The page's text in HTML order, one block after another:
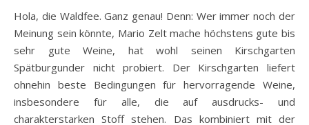
Hola, die Waldfee. Ganz genau! Denn: Wer immer noch der
Meinung sein könnte, Mario Zelt mache höchstens gute bis
sehr gute Weine, hat wohl seinen Kirschgarten
Spätburgunder nicht probiert. Der Kirschgarten liefert
ohnehin beste Bedingungen für hervorragende Weine,
insbesondere für alle, die auf ausdrucks- und
charakterstarken Stoff stehen. Das kombiniert mit der